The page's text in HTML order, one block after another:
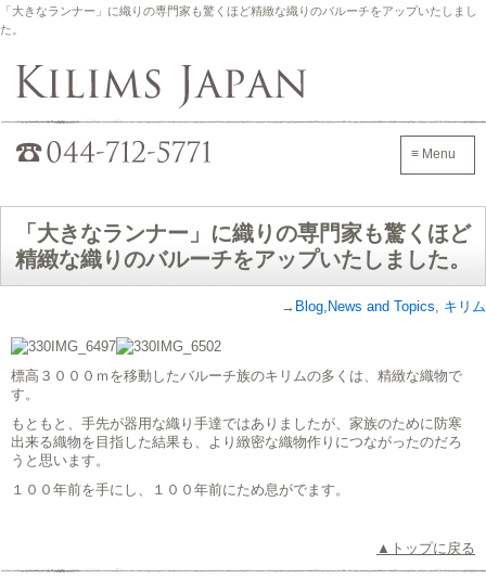
「大きなランナー」に織りの専門家も驚くほど精緻な織りのバルーチをアップいたしまし
た。
≡ Menu
「大きなランナー」に織りの専門家も驚くほど
精緻な織りのバルーチをアップいたしました。
→ Blog,News and Topics, キリム
標高３０００ｍを移動したバルーチ族のキリムの多くは、精緻な織物で
す。
もともと、手先が器用な織り手達ではありましたが、家族のために防寒
出来る織物を目指した結果も、より緻密な織物作りにつながったのだろ
うと思います。
１００年前を手にし、１００年前にため息がでます。
▲トップに戻る